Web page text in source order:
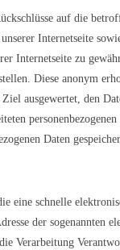
auf die
Internetseite
Internetseite zu
Diese anonym
ausgewertet, den
Daten
eine schnelle
der sogenannten
Verarbeitung